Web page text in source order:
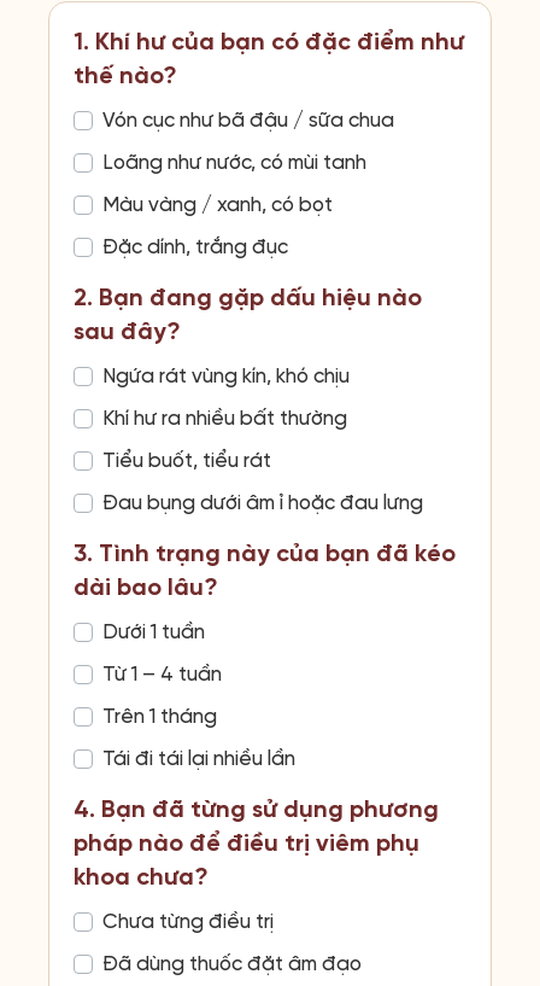
1. Khí hư của bạn có đặc điểm như
thế nào?
Vón cục như bã đậu / sữa chua
Loãng như nước, có mùi tanh
Màu vàng / xanh, có bọt
Đặc dính, trắng đục
2. Bạn đang gặp dấu hiệu nào
sau đây?
Ngứa rát vùng kín, khó chịu
Khí hư ra nhiều bất thường
Tiểu buốt, tiểu rát
Đau bụng dưới âm ỉ hoặc đau lưng
3. Tình trạng này của bạn đã kéo
dài bao lâu?
Dưới 1 tuần
Từ 1 – 4 tuần
Trên 1 tháng
Tái đi tái lại nhiều lần
4. Bạn đã từng sử dụng phương
pháp nào để điều trị viêm phụ
khoa chưa?
Chưa từng điều trị
Đã dùng thuốc đặt âm đạo